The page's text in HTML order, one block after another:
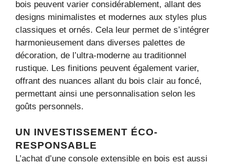
bois peuvent varier considérablement, allant des
designs minimalistes et modernes aux styles plus
classiques et ornés. Cela leur permet de s’intégrer
harmonieusement dans diverses palettes de
décoration, de l’ultra-moderne au traditionnel
rustique. Les finitions peuvent également varier,
offrant des nuances allant du bois clair au foncé,
permettant ainsi une personnalisation selon les
goûts personnels.
UN INVESTISSEMENT ÉCO-
RESPONSABLE
L’achat d’une console extensible en bois est aussi